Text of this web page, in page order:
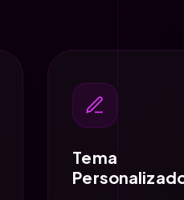
Tema